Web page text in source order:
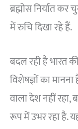
ब्रह्मोस निर्यात
में रुचि दिखा रहे हैं.
बदल रही है भारत
विशेषज्ञों का
वाला देश नहीं रहा,
रूप में उभर रहा है.